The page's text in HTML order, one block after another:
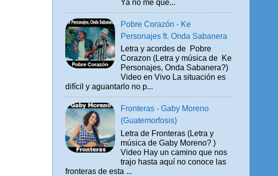
Ya no me que...
Pobre Corazón - Ke
Personajes ft. Onda Sabanera
Letra y acordes de Pobre
Corazon (Letra y música de Ke
Personajes, Onda Sabanera?)
Video en Vivo La situación es
difícil y aguantarlo no p...
Fronteras - Gaby Moreno
(Guatemorfosis)
Letra de Fronteras (Letra y
música de Gaby Moreno? )
Video Hay un camino que nos
trajo hasta aquí no conoce las
fronteras de esta ...